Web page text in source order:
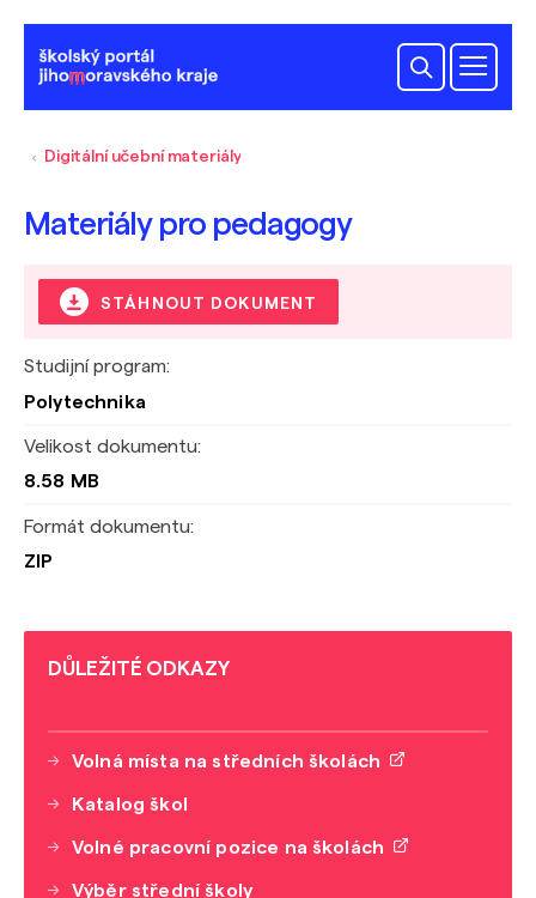
Digitální učební materiály
Materiály pro pedagogy
STÁHNOUT DOKUMENT
Studijní program:
Polytechnika
Velikost dokumentu:
8.58 MB
Formát dokumentu:
ZIP
DŮLEŽITÉ ODKAZY
Volná místa na středních školách
Katalog škol
Volné pracovní pozice na školách
Výběr střední školy